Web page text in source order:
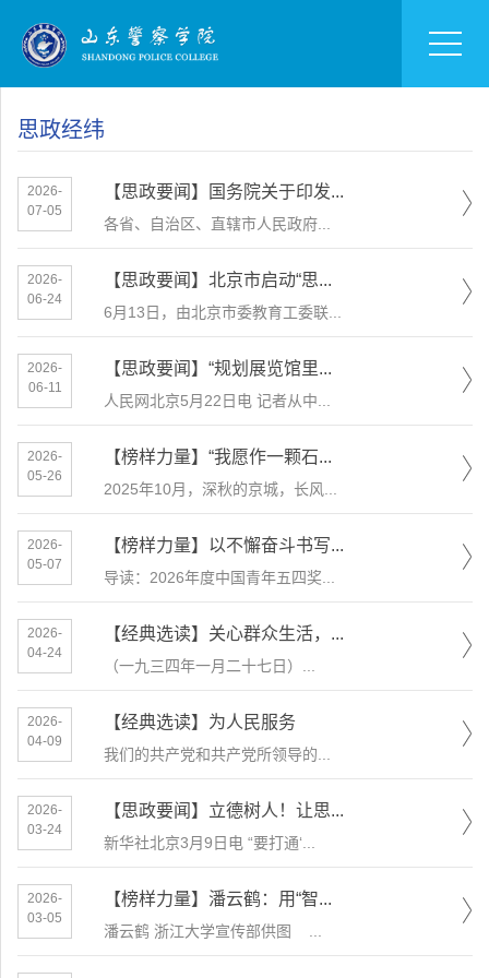
思政经纬
2026-
07-05
【思政要闻】国务院关于印发...
各省、自治区、直辖市人民政府...
2026-
06-24
【思政要闻】北京市启动“思...
6月13日，由北京市委教育工委联...
2026-
06-11
【思政要闻】“规划展览馆里...
人民网北京5月22日电 记者从中...
2026-
05-26
【榜样力量】“我愿作一颗石...
2025年10月，深秋的京城，长风...
2026-
05-07
【榜样力量】以不懈奋斗书写...
导读：2026年度中国青年五四奖...
2026-
04-24
【经典选读】关心群众生活，...
​（一九三四年一月二十七日）...
2026-
04-09
【经典选读】为人民服务
我们的共产党和共产党所领导的...
2026-
03-24
【思政要闻】立德树人！让思...
新华社北京3月9日电 “要打通‘...
2026-
03-05
【榜样力量】潘云鹤：用“智...
潘云鹤 浙江大学宣传部供图 ...